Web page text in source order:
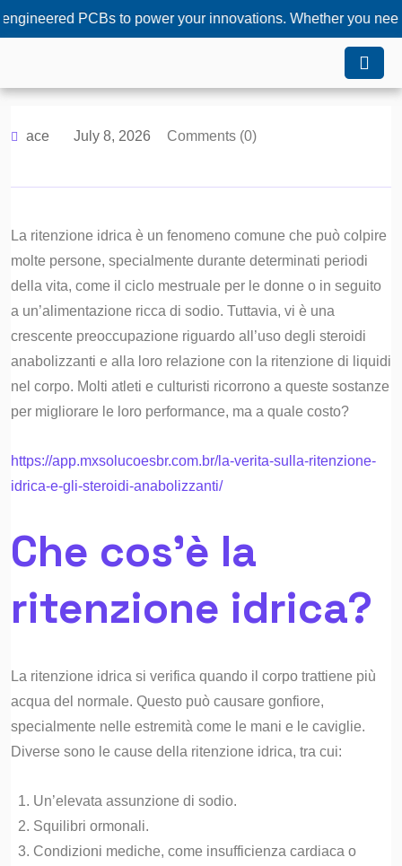
PCBs to power your innovations. Whether you need
ace July 8, 2026 Comments (0)
La ritenzione idrica è un fenomeno comune che può colpire
molte persone, specialmente durante determinati periodi
della vita, come il ciclo mestruale per le donne o in seguito
a un’alimentazione ricca di sodio. Tuttavia, vi è una
crescente preoccupazione riguardo all’uso degli steroidi
anabolizzanti e alla loro relazione con la ritenzione di liquidi
nel corpo. Molti atleti e culturisti ricorrono a queste sostanze
per migliorare le loro performance, ma a quale costo?
https://app.mxsolucoesbr.com.br/la-verita-sulla-ritenzione-
idrica-e-gli-steroidi-anabolizzanti/
Che cos’è la
ritenzione idrica?
La ritenzione idrica si verifica quando il corpo trattiene più
acqua del normale. Questo può causare gonfiore,
specialmente nelle estremità come le mani e le caviglie.
Diverse sono le cause della ritenzione idrica, tra cui:
Un’elevata assunzione di sodio.
Squilibri ormonali.
Condizioni mediche, come insufficienza cardiaca o